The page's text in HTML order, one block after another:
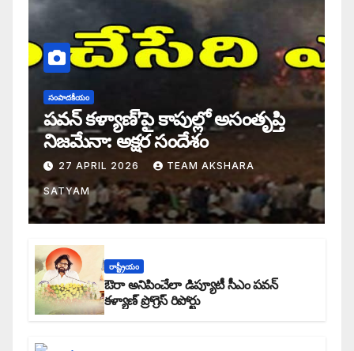
సంపాదకీయం
పవన్ కళ్యాణ్’పై కాపుల్లో అసంతృప్తి
నిజమేనా: అక్షర సందేశం
27 APRIL 2026 TEAM AKSHARA
SATYAM
రాష్ట్రీయం
ఔరా అనిపించేలా డిప్యూటీ సీఎం పవన్
కళ్యాణ్ ప్రోగ్రెస్ రిపోర్టు